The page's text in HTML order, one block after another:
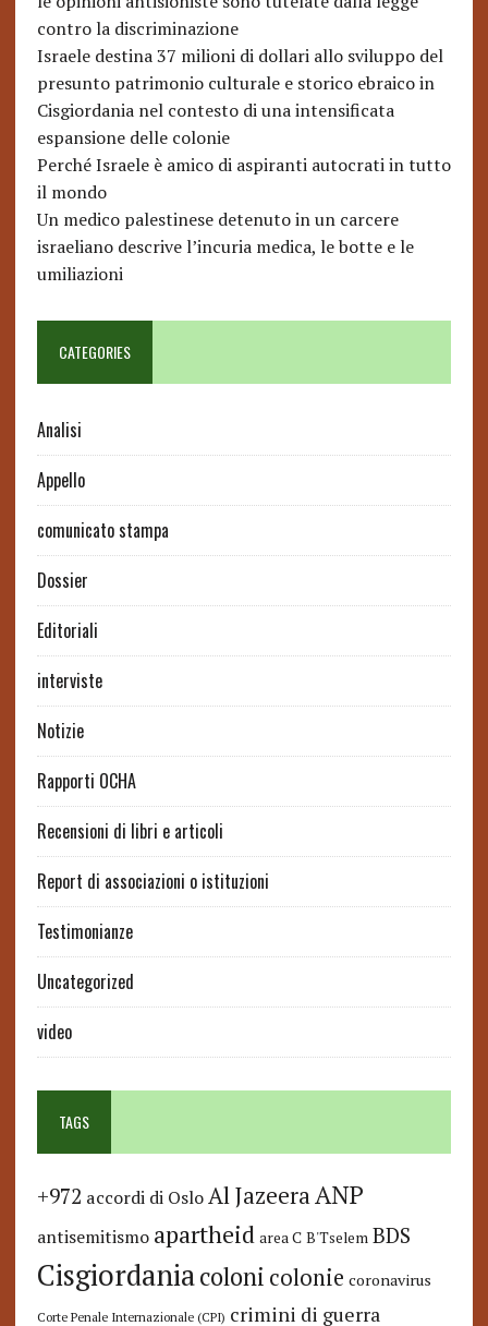
contro la discriminazione
Israele destina 37 milioni di dollari allo sviluppo del
presunto patrimonio culturale e storico ebraico in
Cisgiordania nel contesto di una intensificata
espansione delle colonie
Perché Israele è amico di aspiranti autocrati in tutto
il mondo
Un medico palestinese detenuto in un carcere
israeliano descrive l’incuria medica, le botte e le
umiliazioni
CATEGORIES
Analisi
Appello
comunicato stampa
Dossier
Editoriali
interviste
Notizie
Rapporti OCHA
Recensioni di libri e articoli
Report di associazioni o istituzioni
Testimonianze
Uncategorized
video
TAGS
+972 accordi di Oslo Al JazeeraANP
antisemitismo apartheid area C B'Tselem BDS
Cisgiordaniacoloni colonie coronavirus
Corte Penale Internazionale (CPI) crimini di guerra